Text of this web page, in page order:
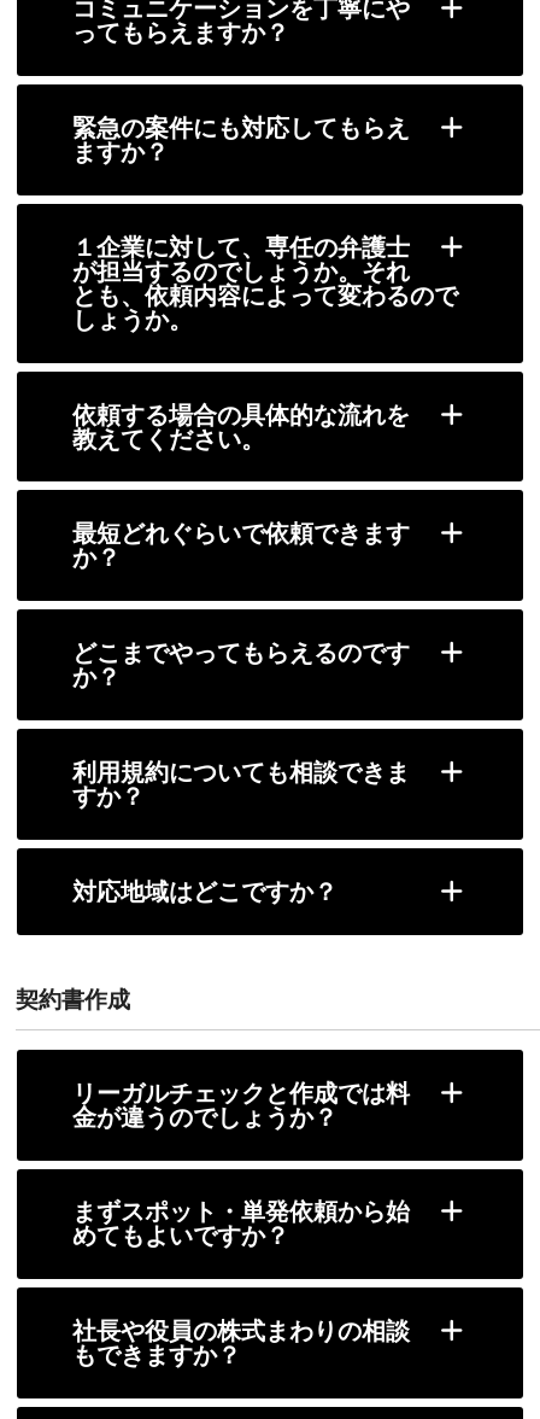
コミュニケーションを丁寧にや
ってもらえますか？
緊急の案件にも対応してもらえ
ますか？
１企業に対して、専任の弁護士
が担当するのでしょうか。それ
とも、依頼内容によって変わるので
しょうか。
依頼する場合の具体的な流れを
教えてください。
最短どれぐらいで依頼できます
か？
どこまでやってもらえるのです
か？
利用規約についても相談できま
すか？
対応地域はどこですか？
契約書作成
リーガルチェックと作成では料
金が違うのでしょうか？
まずスポット・単発依頼から始
めてもよいですか？
社長や役員の株式まわりの相談
もできますか？